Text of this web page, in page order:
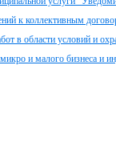
к коллективным
в области условий и
и малого бизнеса и